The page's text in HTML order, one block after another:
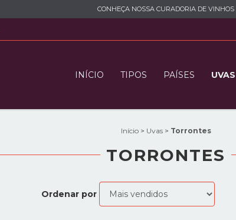
CONHEÇA NOSSA CURADORIA DE VINHOS
INÍCIO TIPOS PAÍSES UVAS
Início > Uvas > Torrontes
TORRONTES
Ordenar por